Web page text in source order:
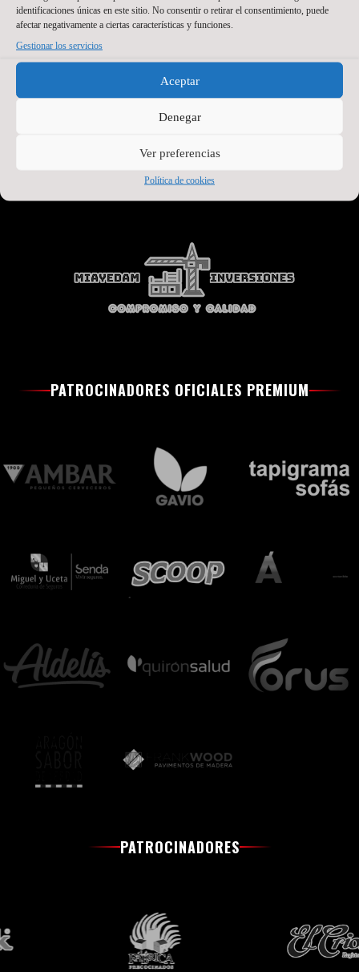
identificaciones únicas en este sitio. No consentir o retirar el consentimiento, puede
afectar negativamente a ciertas características y funciones.
Gestionar los servicios
Aceptar
Denegar
Ver preferencias
Política de cookies
SEGUNDO PATROCINADOR
PATROCINADORES OFICIALES PREMIUM
PATROCINADORES